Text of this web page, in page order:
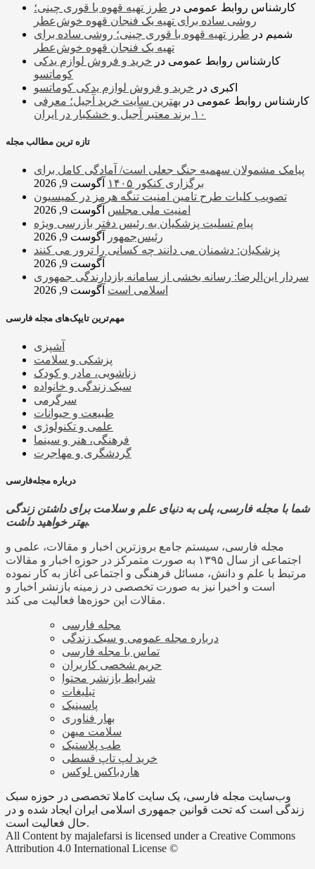
کارشناس روابط عمومی در طرز تهیه قهوه با قوری چینی؛
روشی ساده برای تهیه یک فنجان قهوه خوش‌عطر
شمیم در طرز تهیه قهوه با قوری چینی؛ روشی ساده برای
تهیه یک فنجان قهوه خوش‌عطر
کارشناس روابط عمومی در خرید و فروش لوازم یدکی
کوماتسو
اکبری در خرید و فروش لوازم یدکی کوماتسو
کارشناس روابط عمومی در بهترین سایت خرید آجیل؛ معرفی
۱۰ برند معتبر آجیل و خشکبار در ایران
تازه ترین مطالب مجله
پیامک مشمولان سهمیه جنگ جعلی است/ آمادگی کامل برای
برگزاری کنکور ۱۴۰۵
آگوست 9, 2026
تصویب کلیات طرح تامین امنیت تنگه هرمز در کمیسیون
امنیت ملی مجلس آگوست 9, 2026
پیام تسلیت پزشکیان به رئیس دفتر بازرسی ویژه
رئیس‌جمهور
آگوست 9, 2026
پزشکیان: دشمنان می دانند چه کسانی را ترور می کنند
آگوست 9, 2026
سردار ابن‌الرضا: رسانه بخشی از سامانه بازدارندگی جمهوری
اسلامی است آگوست 9, 2026
مهم‌ترین تایپک‌های مجله فارسی
آشپزی
پزشکی و سلامت
زناشویی، مادر و کودک
سبک زندگی و خانواده
سرگرمی
طبیعت و حیوانات
علمی و تکنولوژی
فرهنگی، هنر و سینما
گردشگری و مهاجرت
درباره مجله‌فارسی
شما با مجله فارسی، پلی به دنیای علم و سلامت برای داشتن زندگی
بهتر خواهید داشت.
مجله فارسی، سیستم جامع بروزترین اخبار و مقالات، علمی و
اجتماعی از سال ۱۳۹۵ به صورت متمرکز در حوزه اخبار و مقالات
مرتبط با علم و دانش، مسائل فرهنگی و اجتماعی آغاز به کار نموده
است و اخیرا نیز به صورت تخصصی در زمینه بازنشر اخبار و
مقالات این حوزه‌ها فعالیت می کند.
مجله فارسی
درباره مجله عمومی و سبک زندگی
تماس با مجله فارسی
حریم شخصی کاربران
شرایط بازنشر محتوا
تبلیغات
پاسینیک
بهار فناوری
سلامت میهن
طب پلاستیک
خرید لپ تاپ قسطی
هاردباکس لوکس
وب‌سایت مجله فارسی، یک سایت کاملا تخصصی در حوزه سبک
زندگی است که تحت قوانین جمهوری اسلامی ایران ایجاد شده و در
حال فعالیت است.
All Content by majalefarsi is licensed under a Creative Commons
Attribution 4.0 International License ©️